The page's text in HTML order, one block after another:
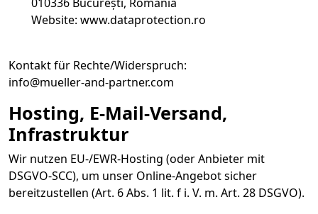
Website: www.dataprotection.ro
Kontakt für Rechte/Widerspruch:
info@mueller-and-partner.com
Hosting, E-Mail-Versand,
Infrastruktur
Wir nutzen EU-/EWR-Hosting (oder Anbieter mit
DSGVO-SCC), um unser Online-Angebot sicher
bereitzustellen (Art. 6 Abs. 1 lit. f i. V. m. Art. 28 DSGVO).